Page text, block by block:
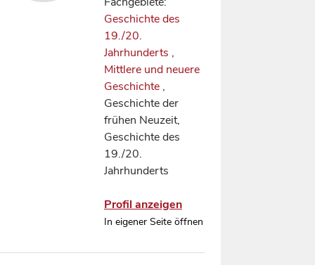
Geschichte des
19./20.
Jahrhunderts ,
Mittlere und neuere
Geschichte ,
Geschichte der
frühen Neuzeit,
Geschichte des
19./20.
Jahrhunderts
Profil anzeigen
In eigener Seite öffnen